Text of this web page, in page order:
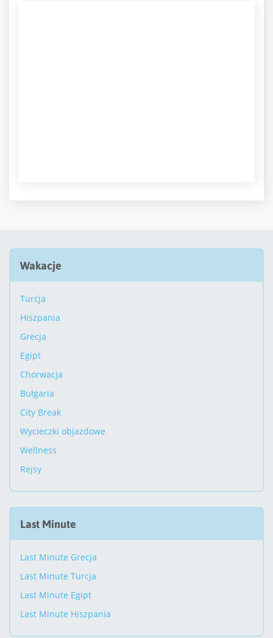
Wakacje
Turcja
Hiszpania
Grecja
Egipt
Chorwacja
Bułgaria
City Break
Wycieczki objazdowe
Wellness
Rejsy
Last Minute
Last Minute Grecja
Last Minute Turcja
Last Minute Egipt
Last Minute Hiszpania